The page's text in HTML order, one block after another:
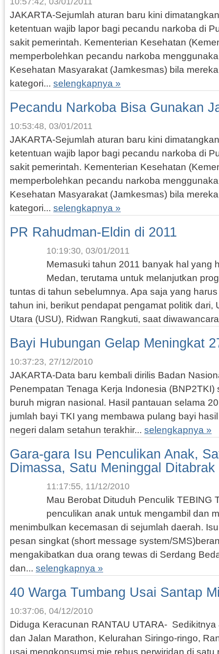
JAKARTA-Sejumlah aturan baru kini
ketentuan wajib lapor bagi pecandu narkoba di
sakit pemerintah. Kementerian Kesehatan
memperbolehkan pecandu narkoba
Kesehatan Masyarakat (Jamkesmas) bila
kategori... selengkapnya »
Pecandu Narkoba Bisa Gunakan
10:53:48, 03/01/2011
JAKARTA-Sejumlah aturan baru kini
ketentuan wajib lapor bagi pecandu narkoba di
sakit pemerintah. Kementerian Kesehatan
memperbolehkan pecandu narkoba
Kesehatan Masyarakat (Jamkesmas) bila
kategori... selengkapnya »
PR Rahudman-Eldin di 2011
10:19:30, 03/01/2011
Memasuki tahun 2011 banyak hal yang
Medan, terutama untuk melanjutkan
tuntas di tahun sebelumnya. Apa saja yang
tahun ini, berikut pendapat pengamat politik dari,
Utara (USU), Ridwan Rangkuti, saat
Bayi Hubungan Gelap Meningkat
10:37:23, 27/12/2010
JAKARTA-Data baru kembali dirilis Badan
Penempatan Tenaga Kerja Indonesia (BNP2TKI)
buruh migran nasional. Hasil pantauan selama
jumlah bayi TKI yang membawa pulang bayi
negeri dalam setahun terakhir... selengkapnya »
Gara-gara Isu Penculikan Anak,
Dimassa, Satu Meninggal Ditabrak
11:17:55, 11/12/2010
Mau Berobat Dituduh Penculik TEBING
penculikan anak untuk mengambil dan
menimbulkan kecemasan di sejumlah daerah.
pesan singkat (short message system/
mengakibatkan dua orang tewas di Serdang
dan... selengkapnya »
40 Warga Tumbang Usai Santap
10:37:06, 04/12/2010
Diduga Keracunan RANTAU UTARA- Sedikitnya
dan Jalan Marathon, Kelurahan Siringo-ringo,
usai mengkonsumsi mie rebus perwiridan di